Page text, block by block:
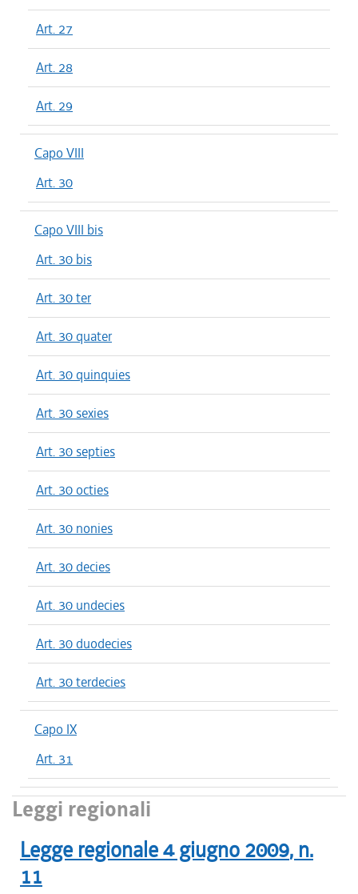
Art. 27
Art. 28
Art. 29
Capo VIII
Art. 30
Capo VIII bis
Art. 30 bis
Art. 30 ter
Art. 30 quater
Art. 30 quinquies
Art. 30 sexies
Art. 30 septies
Art. 30 octies
Art. 30 nonies
Art. 30 decies
Art. 30 undecies
Art. 30 duodecies
Art. 30 terdecies
Capo IX
Art. 31
Leggi regionali
Legge regionale4 giugno 2009, n.
11